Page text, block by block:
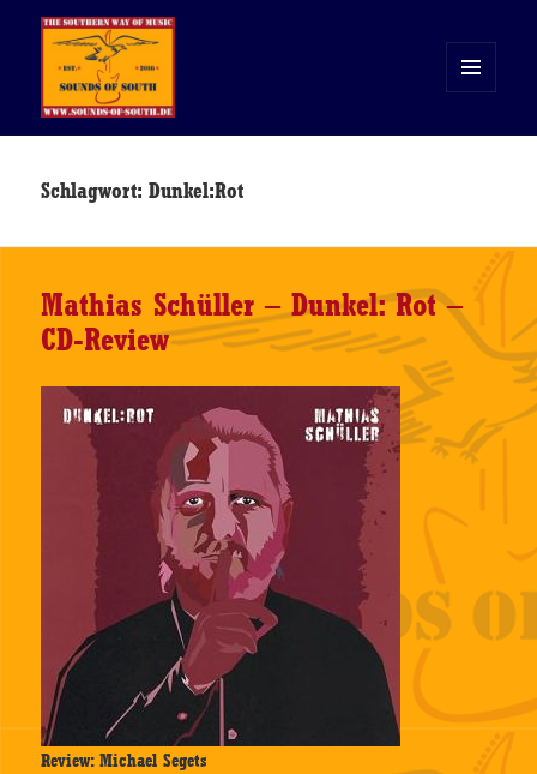
WIDGETS
Schlagwort:Dunkel:Rot
Mathias Schüller – Dunkel: Rot –
CD-Review
Review: Michael Segets